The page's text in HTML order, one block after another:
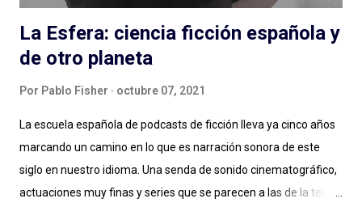
La Esfera: ciencia ficción española y
de otro planeta
Por Pablo Fisher octubre 07, 2021
La escuela española de podcasts de ficción lleva ya cinco años
marcando un camino en lo que es narración sonora de este
siglo en nuestro idioma. Una senda de sonido cinematográfico,
actuaciones muy finas y series que se parecen a las de la tele